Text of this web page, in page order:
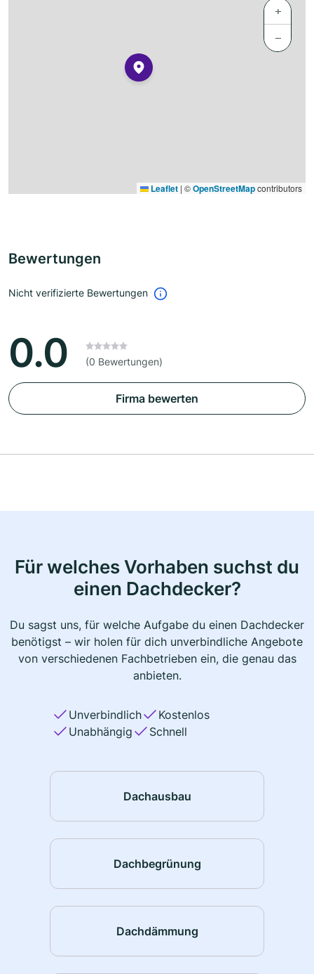
+
−
Leaflet | ©OpenStreetMapcontributors
Bewertungen
Nicht verifizierte Bewertungen
0.0 (0 Bewertungen)
Firma bewerten
Für welches Vorhaben suchst du
einen Dachdecker?
Du sagst uns, für welche Aufgabe du einen Dachdecker
benötigst – wir holen für dich unverbindliche Angebote
von verschiedenen Fachbetrieben ein, die genau das
anbieten.
Unverbindlich
Kostenlos
Unabhängig
Schnell
Dachausbau
Dachbegrünung
Dachdämmung